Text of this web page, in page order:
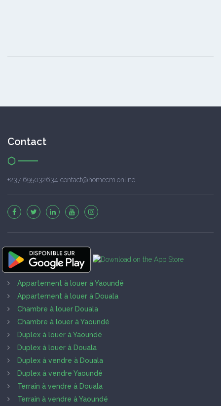
Contact
+237 695032634 contact@homecm.online
Appartement à louer à Yaoundé
Appartement à louer à Douala
Chambre à louer Douala
Chambre à louer à Yaoundé
Duplex à louer à Yaoundé
Duplex à louer à Douala
Duplex à vendre à Douala
Duplex à vendre Yaoundé
Terrain à vendre à Douala
Terrain à vendre à Yaoundé